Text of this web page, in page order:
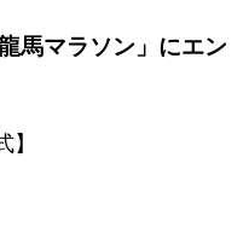
馬マラソン」にエン